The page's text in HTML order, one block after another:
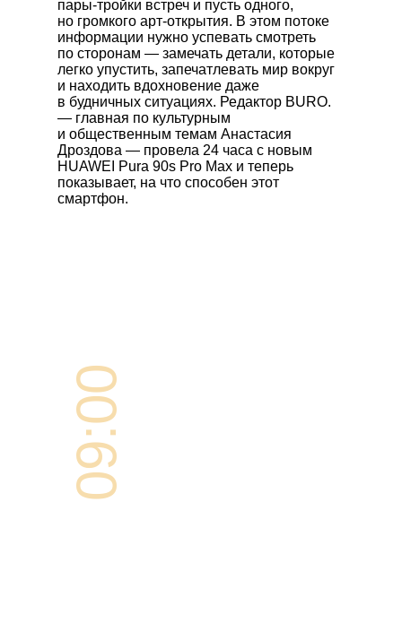
пары-тройки встреч и пусть одного,
но громкого арт-открытия. В этом потоке
информации нужно успевать смотреть
по сторонам — замечать детали, которые
легко упустить, запечатлевать мир вокруг
и находить вдохновение даже
в будничных ситуациях. Редактор BURO.
— главная по культурным
и общественным темам Анастасия
Дроздова — провела 24 часа с новым
HUAWEI Pura 90s Pro Max и теперь
показывает, на что способен этот
смартфон.
09:00